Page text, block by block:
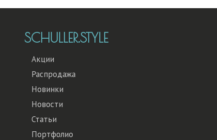
SCHULLER.STYLE
Акции
Распродажа
Новинки
Новости
Статьи
Портфолио